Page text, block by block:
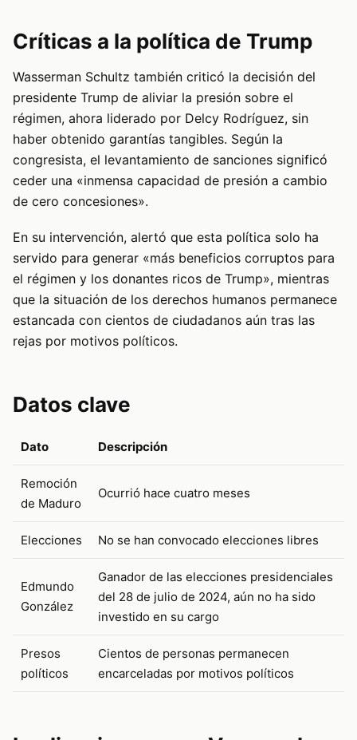
Críticas a la política de Trump
Wasserman Schultz también criticó la decisión del
presidente Trump de aliviar la presión sobre el
régimen, ahora liderado por Delcy Rodríguez, sin
haber obtenido garantías tangibles. Según la
congresista, el levantamiento de sanciones significó
ceder una «inmensa capacidad de presión a cambio
de cero concesiones».
En su intervención, alertó que esta política solo ha
servido para generar «más beneficios corruptos para
el régimen y los donantes ricos de Trump», mientras
que la situación de los derechos humanos permanece
estancada con cientos de ciudadanos aún tras las
rejas por motivos políticos.
Datos clave
Dato Descripción
Remoción
de Maduro
Ocurrió hace cuatro meses
Elecciones No se han convocado elecciones libres
Edmundo
González
Ganador de las elecciones presidenciales
del 28 de julio de 2024, aún no ha sido
investido en su cargo
Presos
políticos
Cientos de personas permanecen
encarceladas por motivos políticos